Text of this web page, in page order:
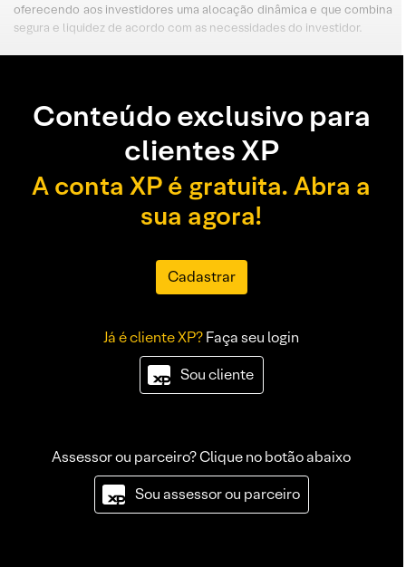
oferecendo aos investidores uma alocação dinâmica e que combina
segura e liquidez de acordo com as necessidades do investidor.
Conteúdo exclusivo para
clientes XP
A conta XP é gratuita. Abra a
sua agora!
Cadastrar
Já é cliente XP?Faça seu login
Sou cliente
Assessor ou parceiro? Clique no botão abaixo
Sou assessor ou parceiro